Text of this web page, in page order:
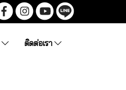
ติดต่อเรา